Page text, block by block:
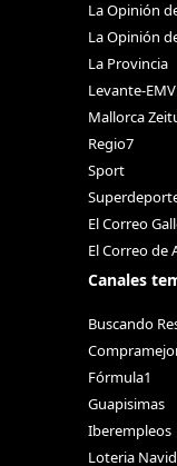
La Opinión
La Opinión
La Provincia
Levante-EMV
Mallorca
Regio7
Sport
El Correo
El Correo de
Canales
Buscando
Fórmula1
Guapisimas
Iberempleos
Loteria